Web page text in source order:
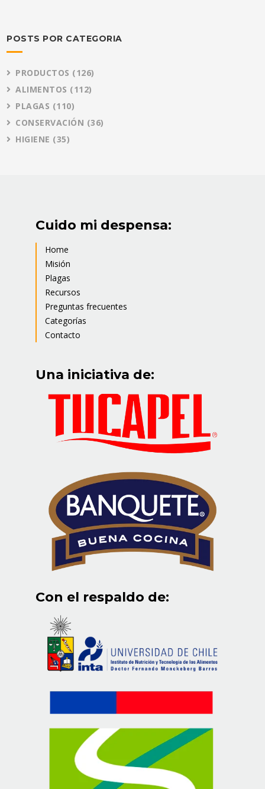
POSTS POR CATEGORIA
PRODUCTOS (126)
ALIMENTOS (112)
PLAGAS (110)
CONSERVACIÓN (36)
HIGIENE (35)
Cuido mi despensa:
Home
Misión
Plagas
Recursos
Preguntas frecuentes
Categorías
Contacto
Una iniciativa de:
Con el respaldo de: